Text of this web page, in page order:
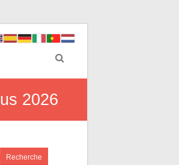
2026
Recherche